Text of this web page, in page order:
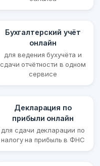
Бухгалтерский учёт
онлайн
для ведения бухучёта и
сдачи отчётности в одном
сервисе
Декларация по
прибыли онлайн
для сдачи декларации по
налогу на прибыль в ФНС